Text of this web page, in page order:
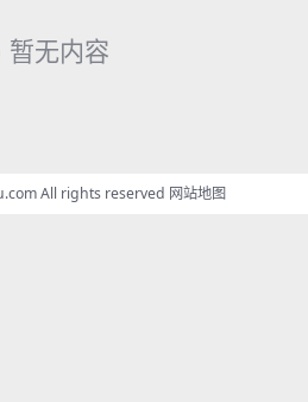
暂无内容
All rights reserved 网站地图